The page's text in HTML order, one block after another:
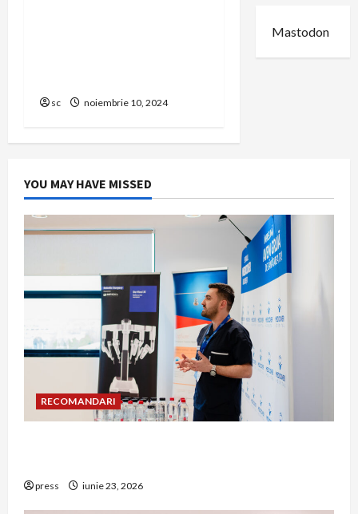
sc noiembrie 10, 2024
Mastodon
YOU MAY HAVE MISSED
RECOMANDARI
press iunie 23, 2026